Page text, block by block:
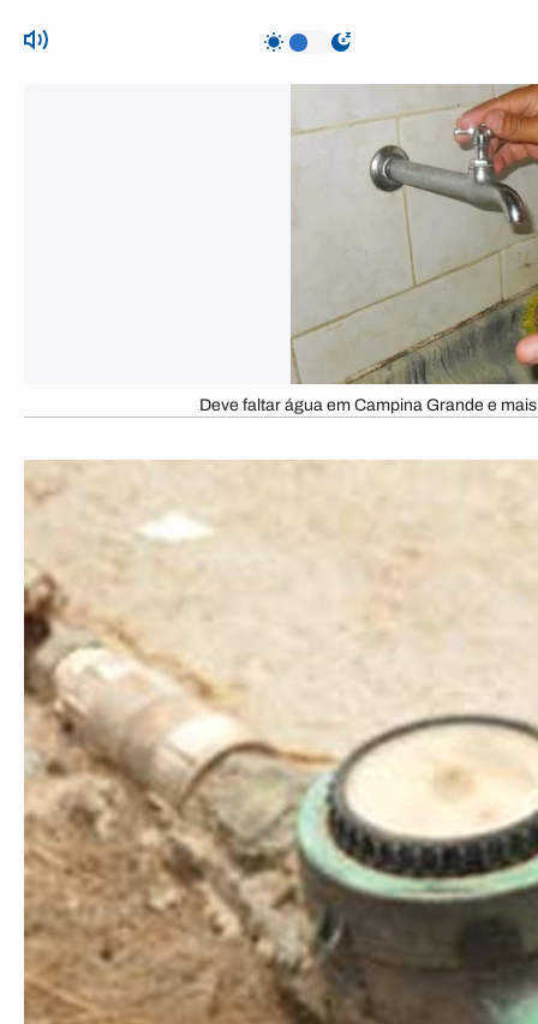
Deve faltar água em Campina Grande e